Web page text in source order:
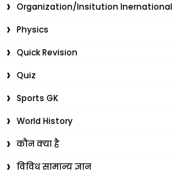
Organization/Insitution Inernational
Physics
Quick Revision
Quiz
Sports GK
World History
कौन क्या है
विविध सामान्य ज्ञान